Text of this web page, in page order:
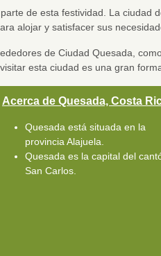
de esta festividad. La
alojar y satisfacer sus
de Ciudad Quesada,
esta ciudad es una gran
Acerca de Quesada, Costa
Quesada está situada en la
provincia Alajuela.
Quesada es la capital del
San Carlos.